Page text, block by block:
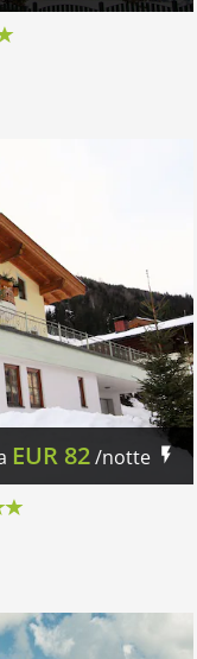
EUR 82/notte